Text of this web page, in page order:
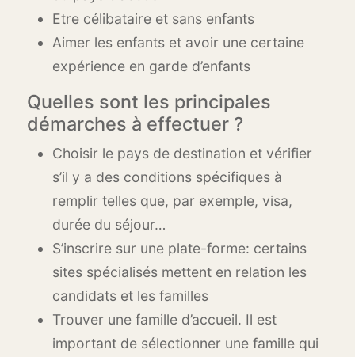
Etre célibataire et sans enfants
Aimer les enfants et avoir une certaine
expérience en garde d’enfants
Quelles sont les principales
démarches à effectuer ?
Choisir le pays de destination et vérifier
s’il y a des conditions spécifiques à
remplir telles que, par exemple, visa,
durée du séjour…
S’inscrire sur une plate-forme: certains
sites spécialisés mettent en relation les
candidats et les familles
Trouver une famille d’accueil. Il est
important de sélectionner une famille qui